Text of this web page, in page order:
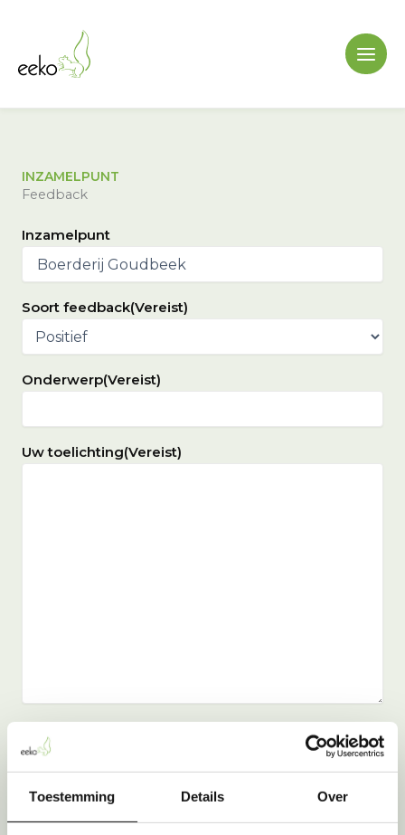
Toestemming Details Over
inhoud
INZAMELPUNT
Feedback
Inzamelpunt
Soort feedback(Vereist)
Onderwerp(Vereist)
Uw toelichting(Vereist)
Bijlagen
Selecteer bestanden
Toegestane bestandstypen: doc, docx, pdf, jpg, jpeg,